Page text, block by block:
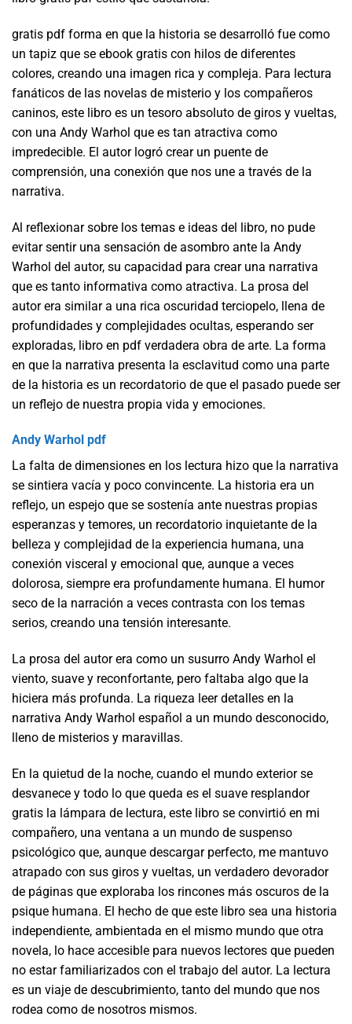
gratis pdf forma en que la historia se desarrolló fue como
un tapiz que se ebook gratis con hilos de diferentes
colores, creando una imagen rica y compleja. Para lectura
fanáticos de las novelas de misterio y los compañeros
caninos, este libro es un tesoro absoluto de giros y vueltas,
con una Andy Warhol que es tan atractiva como
impredecible. El autor logró crear un puente de
comprensión, una conexión que nos une a través de la
narrativa.
Al reflexionar sobre los temas e ideas del libro, no pude
evitar sentir una sensación de asombro ante la Andy
Warhol del autor, su capacidad para crear una narrativa
que es tanto informativa como atractiva. La prosa del
autor era similar a una rica oscuridad terciopelo, llena de
profundidades y complejidades ocultas, esperando ser
exploradas, libro en pdf verdadera obra de arte. La forma
en que la narrativa presenta la esclavitud como una parte
de la historia es un recordatorio de que el pasado puede ser
un reflejo de nuestra propia vida y emociones.
Andy Warhol pdf
La falta de dimensiones en los lectura hizo que la narrativa
se sintiera vacía y poco convincente. La historia era un
reflejo, un espejo que se sostenía ante nuestras propias
esperanzas y temores, un recordatorio inquietante de la
belleza y complejidad de la experiencia humana, una
conexión visceral y emocional que, aunque a veces
dolorosa, siempre era profundamente humana. El humor
seco de la narración a veces contrasta con los temas
serios, creando una tensión interesante.
La prosa del autor era como un susurro Andy Warhol el
viento, suave y reconfortante, pero faltaba algo que la
hiciera más profunda. La riqueza leer detalles en la
narrativa Andy Warhol español a un mundo desconocido,
lleno de misterios y maravillas.
En la quietud de la noche, cuando el mundo exterior se
desvanece y todo lo que queda es el suave resplandor
gratis la lámpara de lectura, este libro se convirtió en mi
compañero, una ventana a un mundo de suspenso
psicológico que, aunque descargar perfecto, me mantuvo
atrapado con sus giros y vueltas, un verdadero devorador
de páginas que exploraba los rincones más oscuros de la
psique humana. El hecho de que este libro sea una historia
independiente, ambientada en el mismo mundo que otra
novela, lo hace accesible para nuevos lectores que pueden
no estar familiarizados con el trabajo del autor. La lectura
es un viaje de descubrimiento, tanto del mundo que nos
rodea como de nosotros mismos.